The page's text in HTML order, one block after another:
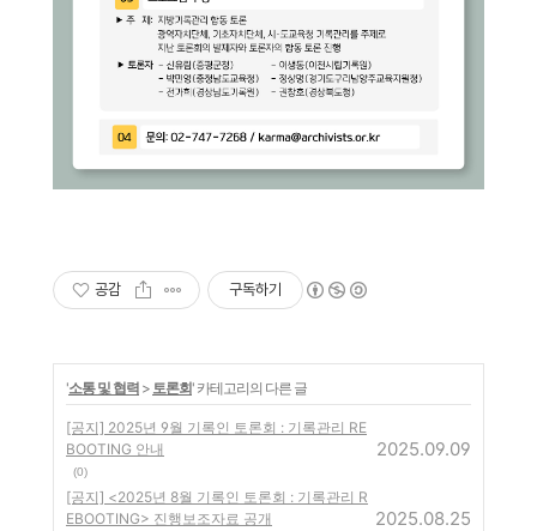
공감 구독하기
'소통 및 협력 > 토론회' 카테고리의 다른 글
[공지] 2025년 9월 기록인 토론회 : 기록관리 RE
BOOTING 안내
(0)
2025.09.09
[공지] <2025년 8월 기록인 토론회 : 기록관리 R
EBOOTING> 진행보조자료 공개
2025.08.25